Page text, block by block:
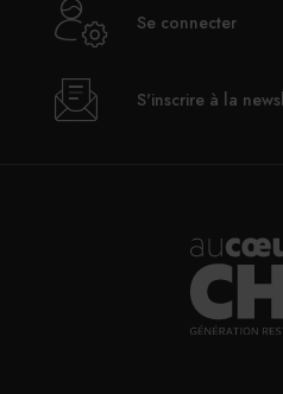
Se connecter
S'inscrire à la